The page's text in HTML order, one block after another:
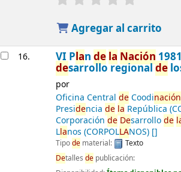
Agregar al carrito
16. VI Plan de la Nación
desarrollo regionalde
por
Oficina Central deCoodinación
Presidencia de la República
Corporación de Desarrollode
Llanos (CORPOLLANOS)[]
Tipodematerial:
Texto
Detalles depublicación: